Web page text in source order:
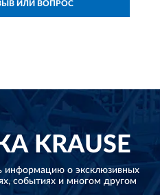
ИЛИ ВОПРОС
KRAUSE
информацию о эксклюзивных
событиях и многом другом